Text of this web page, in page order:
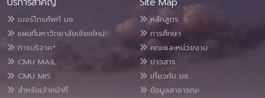
เบอร์โทรศัพท์ มช.
แผนที่มหาวิทยาลัยเชียงใหม่
การบริจาค*
CMU MAIL
CMU MIS
สำหรับเจ้าหน้าที่
หลักสูตร
การศึกษา
คณะและหน่วยงาน
ข่าวสาร
เกี่ยวกับ มช.
ข้อมูลสาธารณะ